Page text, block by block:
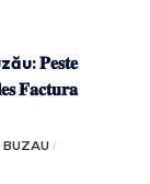
𝐏𝐞𝐬𝐭𝐞
𝐅𝐚𝐜𝐭𝐮𝐫𝐚
BUZAU